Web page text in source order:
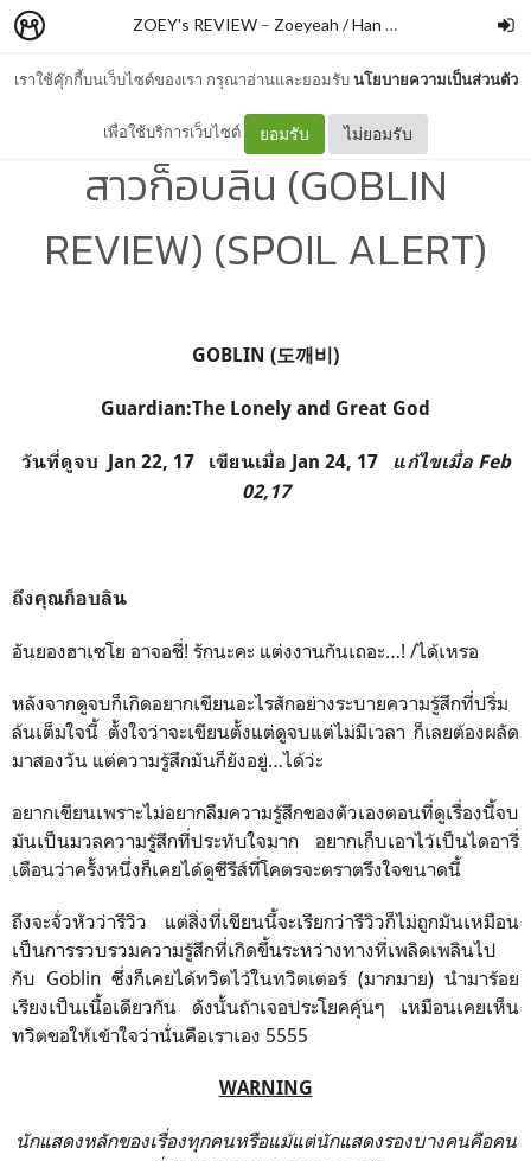
เราใช้คุ๊กกี้บนเว็บไซต์ของเรา กรุณาอ่านและยอมรับนโยบายความเป็นส่วนตัว
เพื่อใช้บริการเว็บไซต์ ยอมรับ ไม่ยอมรับ
ZOEY's REVIEW – Zoeyeah / Han Hyojin
บันทึกถึงคุณก็อบลิน จากเจ้า
สาวก็อบลิน (GOBLIN
REVIEW) (SPOIL ALERT)
GOBLIN (도깨비)
Guardian:The Lonely and Great God
วันที่ดูจบ Jan 22, 17 เขียนเมื่อ Jan 24, 17แก้ไขเมื่อ Feb
02,17
ถึงคุณก็อบลิน
อันยองฮาเซโย อาจอชี่! รักนะคะ แต่งงานกันเถอะ…! /ได้เหรอ
หลังจากดูจบก็เกิดอยากเขียนอะไรสักอย่างระบายความรู้สึกที่ปริ่ม
ล้นเต็มใจนี้ ตั้งใจว่าจะเขียนตั้งแต่ดูจบแต่ไม่มีเวลา ก็เลยต้องผลัด
มาสองวัน แต่ความรู้สึกมันก็ยังอยู่…ได้ว่ะ
อยากเขียนเพราะไม่อยากลืมความรู้สึกของตัวเองตอนที่ดูเรื่องนี้จบ
มันเป็นมวลความรู้สึกที่ประทับใจมาก อยากเก็บเอาไว้เป็นไดอารี่
เตือนว่าครั้งหนึ่งก็เคยได้ดูซีรีส์ที่โคตรจะตราตรึงใจขนาดนี้
ถึงจะจั่วหัวว่ารีวิว แต่สิ่งที่เขียนนี้จะเรียกว่ารีวิวก็ไม่ถูกมันเหมือน
เป็นการรวบรวมความรู้สึกที่เกิดขึ้นระหว่างทางที่เพลิดเพลินไป
กับ Goblin ซึ่งก็เคยได้ทวิตไว้ในทวิตเตอร์ (มากมาย) นำมาร้อย
เรียงเป็นเนื้อเดียวกัน ดังนั้นถ้าเจอประโยคคุ้นๆ เหมือนเคยเห็น
ทวิตขอให้เข้าใจว่านั่นคือเราเอง 5555
WARNING
นักแสดงหลักของเรื่องทุกคนหรือแม้แต่นักแสดงรองบางคนคือคน